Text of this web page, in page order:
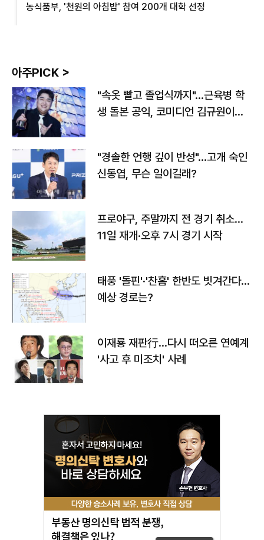
농식품부, '천원의 아침밥' 참여 200개 대학 선정
아주PICK >
"속옷 빨고 졸업식까지"…근육병 학
생 돌본 공익, 코미디언 김규원이었
"경솔한 언행 깊이 반성"…고개 숙인
신동엽, 무슨 일이길래?
프로야구, 주말까지 전 경기 취소…
11일 재개·오후 7시 경기 시작
태풍 '돌핀'·'찬홈' 한반도 빗겨간다…
예상 경로는?
이재룡 재판行…다시 떠오른 연예계
'사고 후 미조치' 사례